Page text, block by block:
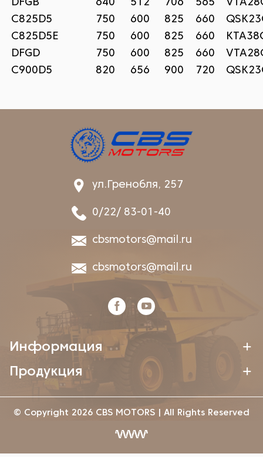
DFGB
640 512 706 565
C825D5
750 600 825 660
C825D5E
750 600 825 660
DFGD
750 600 825 660
C900D5
820 656 900 720
ул.Гренобля, 257
0/22/ 83-01-40
cbsmotors@mail.ru
cbsmotors@mail.ru
Информация
Продукция
© Copyright 2026 CBS MOTORS | All Rights Reserved